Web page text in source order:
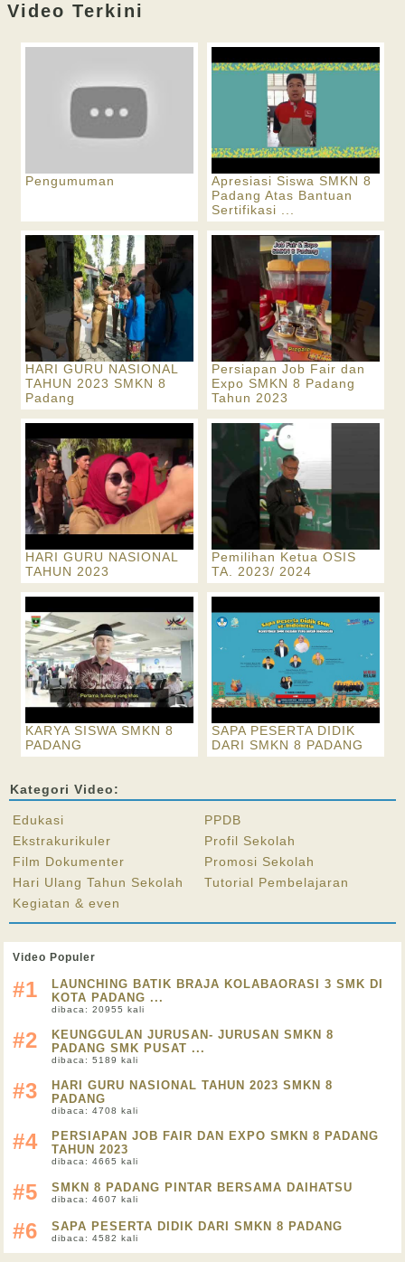
Video Terkini
Pengumuman
Apresiasi Siswa SMKN 8
Padang Atas Bantuan
Sertifikasi ...
HARI GURU NASIONAL
TAHUN 2023 SMKN 8
Padang
Persiapan Job Fair dan
Expo SMKN 8 Padang
Tahun 2023
HARI GURU NASIONAL
TAHUN 2023
Pemilihan Ketua OSIS
TA. 2023/ 2024
KARYA SISWA SMKN 8
PADANG
SAPA PESERTA DIDIK
DARI SMKN 8 PADANG
Kategori Video:
Edukasi
Ekstrakurikuler
Film Dokumenter
Hari Ulang Tahun Sekolah
Kegiatan & even
PPDB
Profil Sekolah
Promosi Sekolah
Tutorial Pembelajaran
Video Populer
#1
LAUNCHING BATIK BRAJA KOLABAORASI 3 SMK DI
KOTA PADANG ...
dibaca: 20955 kali
#2
KEUNGGULAN JURUSAN- JURUSAN SMKN 8
PADANG SMK PUSAT ...
dibaca: 5189 kali
#3
HARI GURU NASIONAL TAHUN 2023 SMKN 8
PADANG
dibaca: 4708 kali
#4
PERSIAPAN JOB FAIR DAN EXPO SMKN 8 PADANG
TAHUN 2023
dibaca: 4665 kali
#5 SMKN 8 PADANG PINTAR BERSAMA DAIHATSU
dibaca: 4607 kali
#6 SAPA PESERTA DIDIK DARI SMKN 8 PADANG
dibaca: 4582 kali